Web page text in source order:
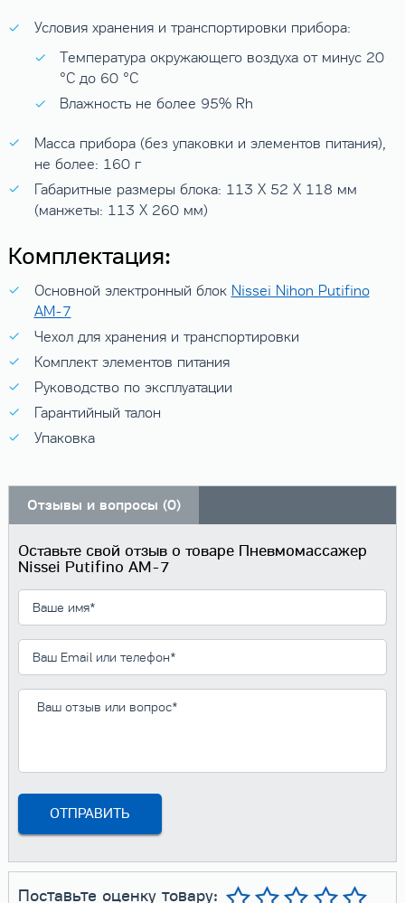
Условия хранения и транспортировки прибора:
Температура окружающего воздуха от минус 20
°C до 60 °C
Влажность не более 95% Rh
Масса прибора (без упаковки и элементов питания),
не более: 160 г
Габаритные размеры блока: 113 X 52 X 118 мм
(манжеты: 113 X 260 мм)
Комплектация:
Основной электронный блок Nissei Nihon Putifino
AM-7
Чехол для хранения и транспортировки
Комплект элементов питания
Руководство по эксплуатации
Гарантийный талон
Упаковка
Отзывы и вопросы (0)
Оставьте свой отзыв о товаре Пневмомассажер
Nissei Putifino AM-7
Поставьте оценку товару: